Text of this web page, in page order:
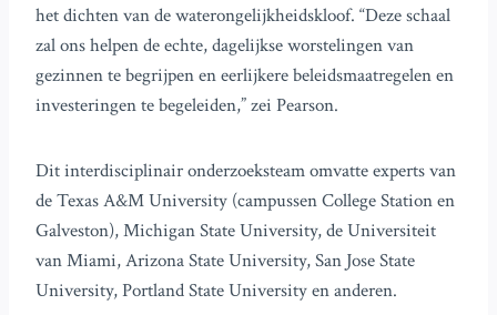
het dichten van de waterongelijkheidskloof. “Deze schaal
zal ons helpen de echte, dagelijkse worstelingen van
gezinnen te begrijpen en eerlijkere beleidsmaatregelen en
investeringen te begeleiden,” zei Pearson.
Dit interdisciplinair onderzoeksteam omvatte experts van
de Texas A&M University (campussen College Station en
Galveston), Michigan State University, de Universiteit
van Miami, Arizona State University, San Jose State
University, Portland State University en anderen.